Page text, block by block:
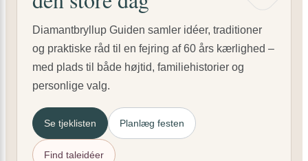
Diamantbryllup Guiden samler idéer, traditioner
og praktiske råd til en fejring af 60 års kærlighed –
med plads til både højtid, familiehistorier og
personlige valg.
Se tjeklisten Planlæg festen
Find taleidéer